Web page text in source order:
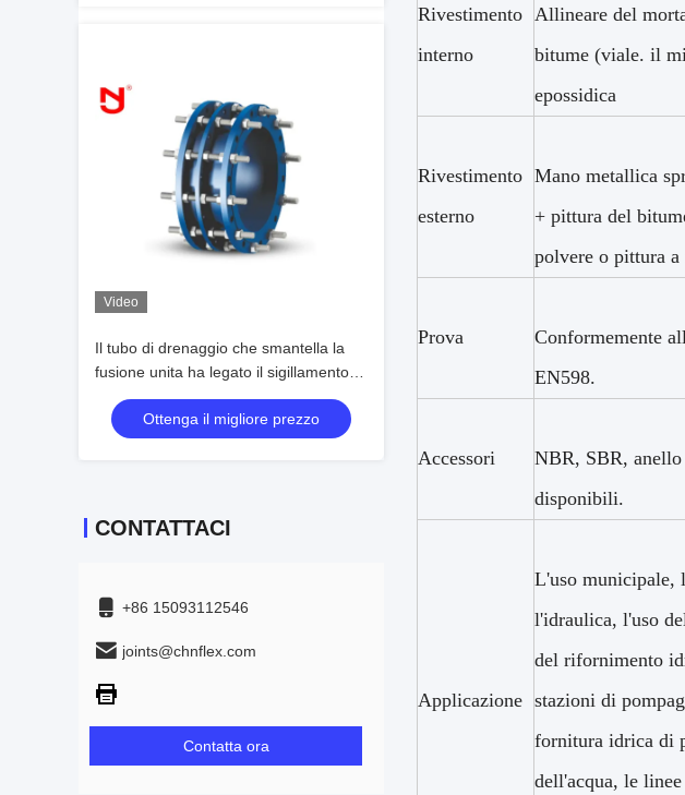
Video
Il tubo di drenaggio che smantella la
fusione unita ha legato il sigillamento
ricoprente a resina epossidica di Epdm
Ottenga il migliore prezzo
CONTATTACI
+86 15093112546
joints@chnflex.com
Contatta ora
Rivestimento
interno
Allineare del
bitume (viale. il
epossidica
Rivestimento
esterno
Mano metallica
+ pittura del
polvere o pittura
Prova
Conformemente
EN598.
Accessori
NBR, SBR,
disponibili.
Applicazione
L'uso municipale,
l'idraulica, l'uso
del rifornimento
stazioni di
fornitura idrica di
dell'acqua, le